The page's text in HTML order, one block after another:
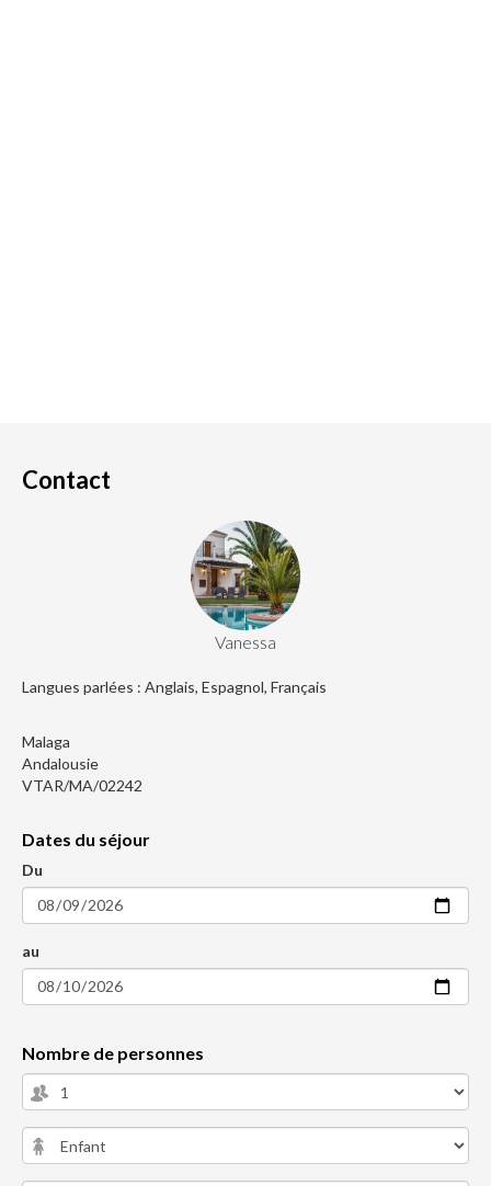
Contact
Vanessa
Langues parlées : Anglais, Espagnol, Français
Malaga
Andalousie
VTAR/MA/02242
Dates du séjour
Du
au
Nombre de personnes